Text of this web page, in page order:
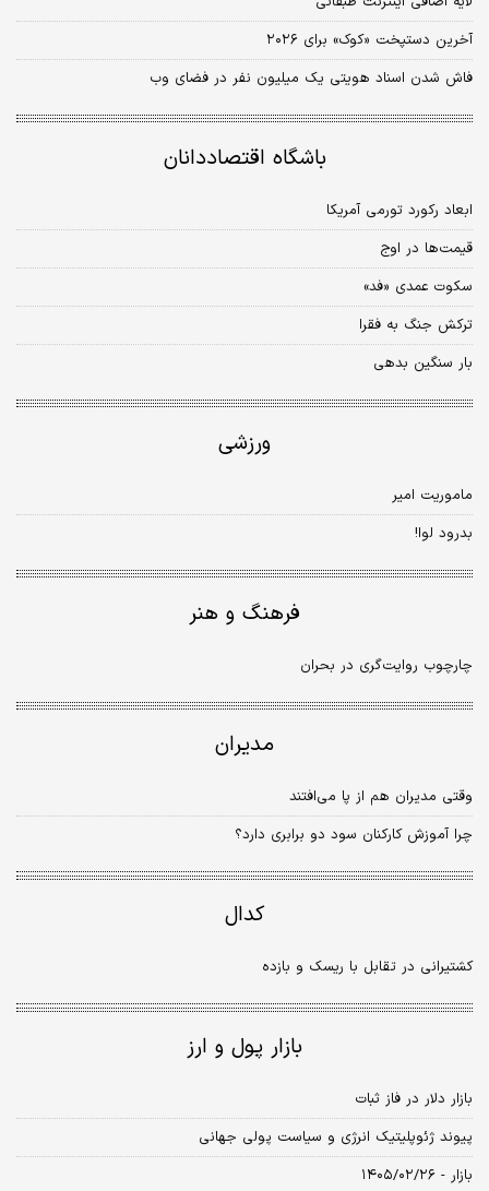
آخرین دستپخت «کوک» برای ۲۰۲۶
فاش شدن اسناد هویتی یک میلیون نفر در فضای وب
باشگاه اقتصاددانان
ابعاد رکورد تورمی آمریکا
قیمت‌ها در اوج
سکوت عمدی «فد»
ترکش جنگ به فقرا
بار سنگین بدهی
ورزشی
ماموریت امیر
بدرود لوا!
فرهنگ و هنر
چارچوب‌ روایت‌گری در بحران
مدیران
وقتی مدیران هم از پا می‌افتند
چرا آموزش کارکنان سود دو برابری دارد؟
کدال
کشتیرانی در تقابل با ریسک و بازده
بازار پول و ارز
بازار دلار در فاز ثبات
پیوند ژئوپلیتیک انرژی و سیاست پولی جهانی
بازار - ۱۴۰۵/۰۲/۲۶